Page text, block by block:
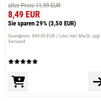
prev
alter Preis 11,99 EUR
8,49 EUR
Sie sparen 29% (3,50 EUR)
Grundpreis: 849,00 EUR / Liter inkl. MwSt. zzgl.
Versand